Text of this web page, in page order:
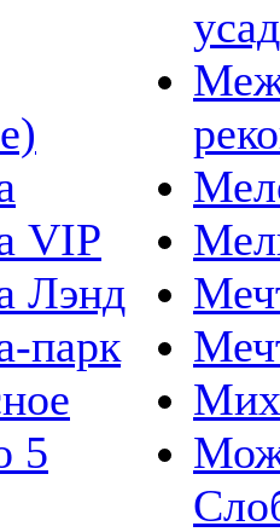
VIP
Лэнд
парк
5